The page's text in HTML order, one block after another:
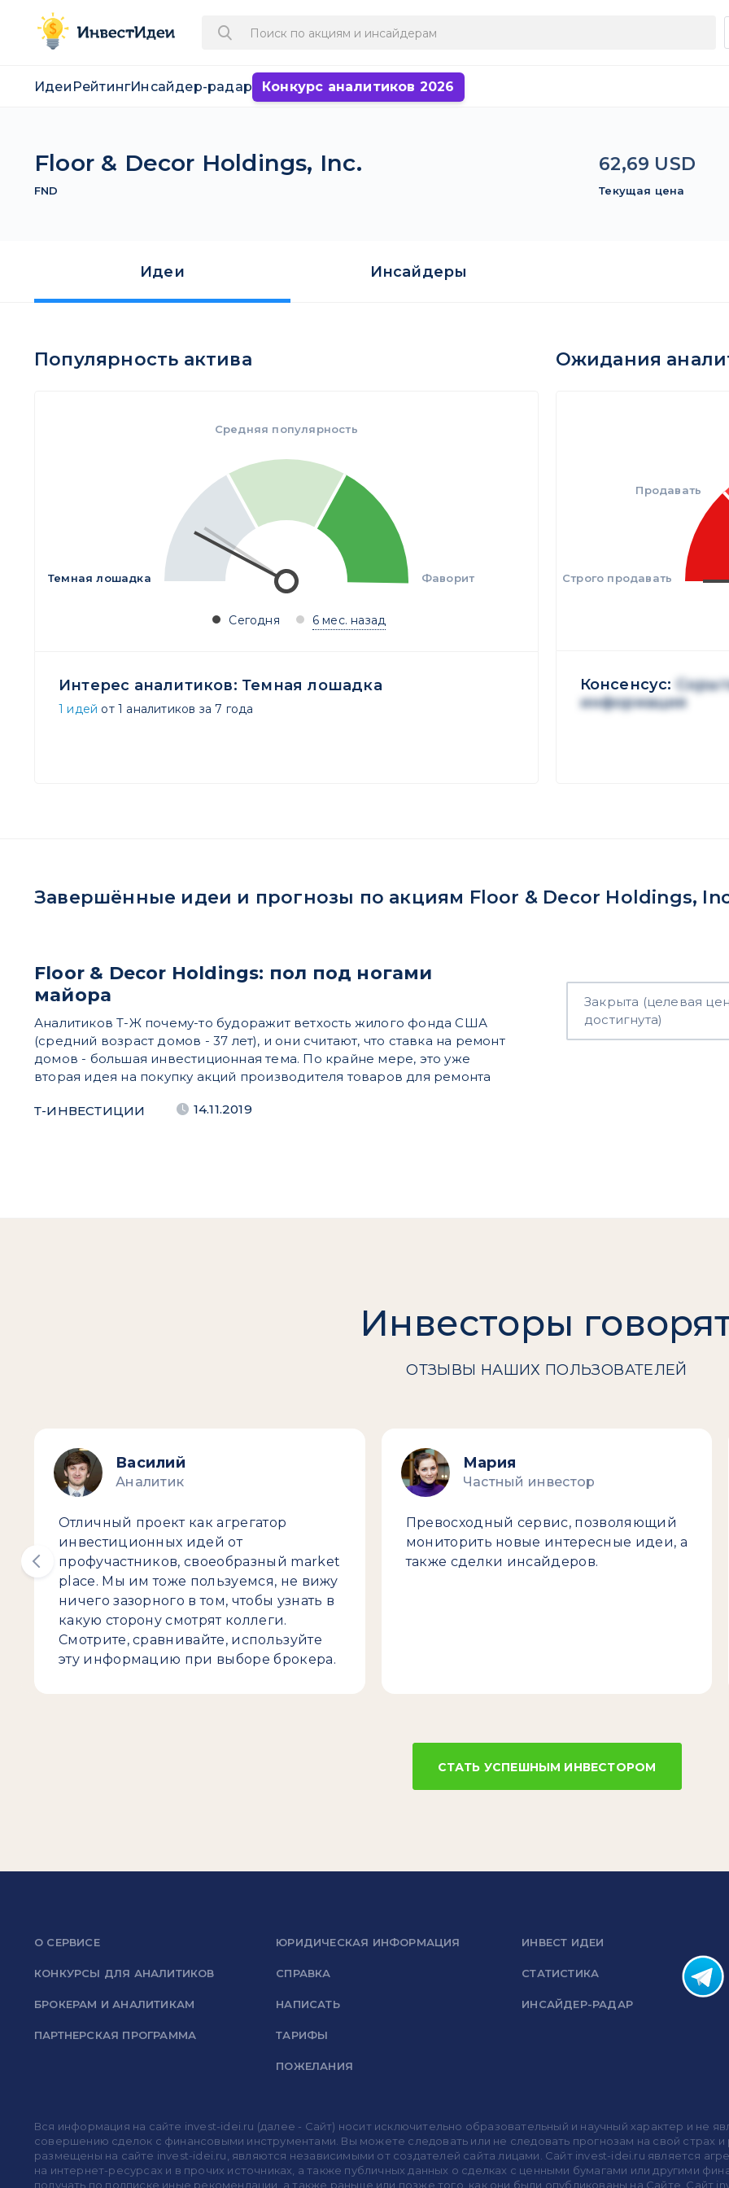
Идеи РейтингИнсайдер-радар Конкурс аналитиков 2026
Floor & Decor Holdings, Inc.
FND
62,69 USD
Текущая цена
Идеи Инсайдеры
Популярность актива
Темная лошадка Фаворит
Средняя популярность
Сегодня 6 мес. назад
Интерес аналитиков: Темная лошадка
1 идей от 1 аналитиков за 7 года
Ожидания
Строго продавать
Продавать
Консенсус:
информация
Завершённые идеи и прогнозы по акциям Floor & Decor Holdings,
Floor & Decor Holdings: пол под ногами
майора
Аналитиков Т-Ж почему-то будоражит ветхость жилого фонда США
(средний возраст домов - 37 лет), и они считают, что ставка на ремонт
домов - большая инвестиционная тема. По крайне мере, это уже
вторая идея на покупку акций производителя товаров для ремонта
Закрыта (целевая
достигнута)
Т-ИНВЕСТИЦИИ 14.11.2019
Инвесторы
ОТЗЫВЫ НАШИХ ПОЛЬЗОВАТЕЛЕЙ
Василий
Аналитик
Отличный проект как агрегатор
инвестиционных идей от
профучастников, своеобразный market
place. Мы им тоже пользуемся, не вижу
ничего зазорного в том, чтобы узнать в
какую сторону смотрят коллеги.
Смотрите, сравнивайте, используйте
эту информацию при выборе брокера.
Мария
Частный инвестор
Превосходный сервис, позволяющий
мониторить новые интересные идеи, а
также сделки инсайдеров.
СТАТЬ УСПЕШНЫМ ИНВЕСТОРОМ
О СЕРВИСЕ
КОНКУРСЫ ДЛЯ АНАЛИТИКОВ
БРОКЕРАМ И АНАЛИТИКАМ
ПАРТНЕРСКАЯ ПРОГРАММА
ЮРИДИЧЕСКАЯ ИНФОРМАЦИЯ
СПРАВКА
НАПИСАТЬ
ТАРИФЫ
ПОЖЕЛАНИЯ
ИНВЕСТ ИДЕИ
СТАТИСТИКА
ИНСАЙДЕР-РАДАР
Вся информация на сайте invest-idei.ru (далее - Сайт) носит исключительно образовательный и научный характер и не
совершению сделок с финансовыми инструментами. Вы можете следовать или не следовать прогнозам на свой страх и
размещены на сайте invest-idei.ru, являются независимыми от создателей сайта лицами. Сайт invest-idei.ru является
на интернет-ресурсах и в прочих источниках, а также публичных данных о сделках с ценными бумагами или другими
получать по подписке иные рекомендации, а также раньше или позже того, как они были опубликованы на Сайте. Сайт